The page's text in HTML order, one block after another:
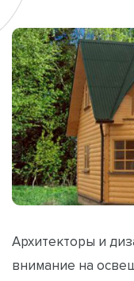
Архитекторы и
внимание на